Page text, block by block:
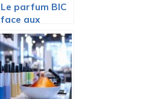
Le parfum BIC
face aux
geants du luxe :
analyse d’un
positionnement
manque